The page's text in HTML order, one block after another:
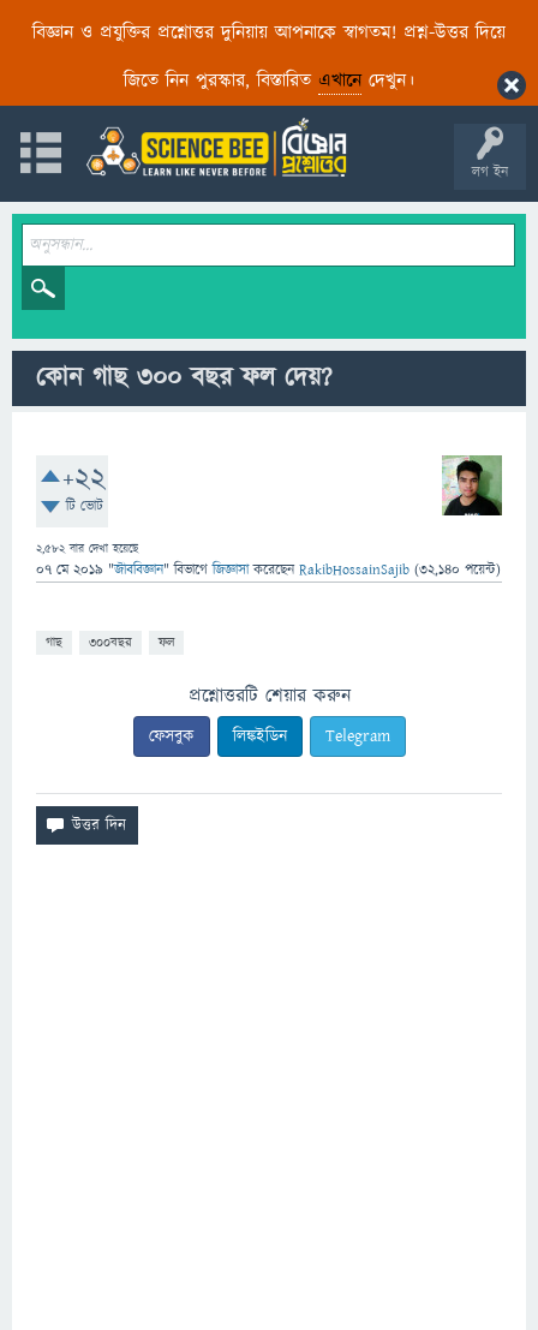
বিজ্ঞান ও প্রযুক্তির প্রশ্নোত্তর দুনিয়ায় আপনাকে স্বাগতম! প্রশ্ন-উত্তর দিয়ে
জিতে নিন পুরস্কার, বিস্তারিত এখানেদেখুন।
লগ ইন
কোন গাছ ৩০০ বছর ফল দেয়?
+22
টি ভোট
2,582বার দেখা হয়েছে
07 মে 2019 "জীববিজ্ঞান" বিভাগে জিজ্ঞাসাকরেছেনRakibHossainSajib (32,140 পয়েন্ট)
গাছ ৩০০বছর ফল
প্রশ্নোত্তরটি শেয়ার করুন
ফেসবুক লিঙ্কইডিন Telegram